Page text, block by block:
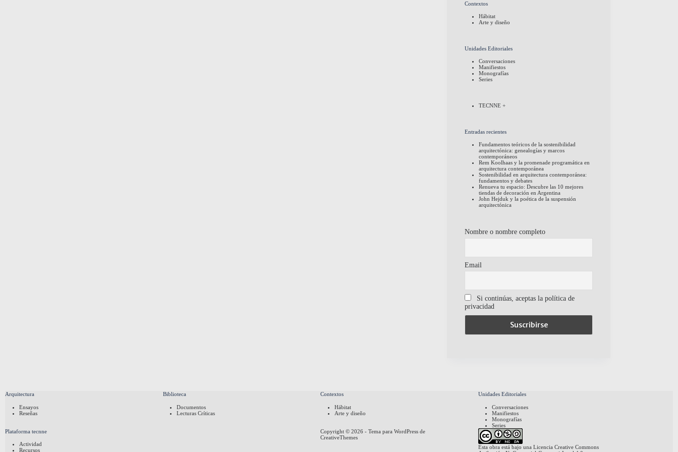
Contextos
Hábitat
Arte y diseño
Unidades Editoriales
Conversaciones
Manifiestos
Monografías
Series
TECNNE +
Entradas recientes
Fundamentos teóricos de la sostenibilidad
arquitectónica: genealogías y marcos
contemporáneos
Rem Koolhaas y la promenade programática en
arquitectura contemporánea
Sostenibilidad en arquitectura contemporánea:
fundamentos y debates
Renueva tu espacio: Descubre las 10 mejores
tiendas de decoración en Argentina
John Hejduk y la poética de la suspensión
arquitectónica
Nombre o nombre completo
Email
Si continúas, aceptas la política de
privacidad
Arquitectura
Ensayos
Reseñas
Biblioteca
Documentos
Lecturas Críticas
Contextos
Hábitat
Arte y diseño
Unidades Editoriales
Conversaciones
Manifiestos
Monografías
Series
Plataforma tecnne
Actividad
Recursos
Copyright © 2026 - Tema para WordPress de
CreativeThemes
Esta obra está bajo una Licencia Creative Commons